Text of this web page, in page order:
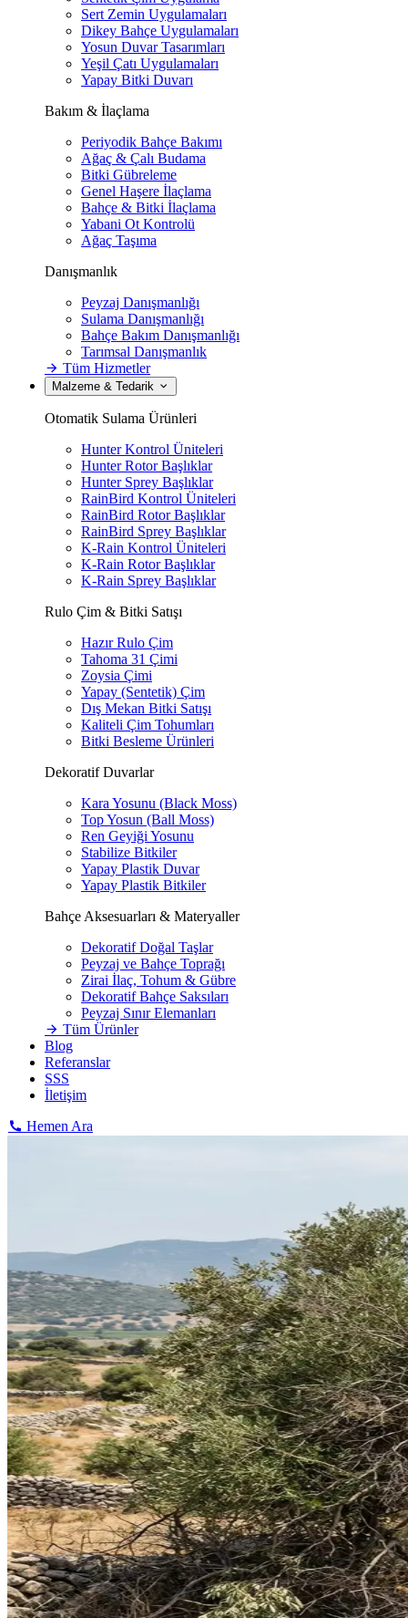
Sert Zemin Uygulamaları
Dikey Bahçe Uygulamaları
Yosun Duvar Tasarımları
Yeşil Çatı Uygulamaları
Yapay Bitki Duvarı
Bakım & İlaçlama
Periyodik Bahçe Bakımı
Ağaç & Çalı Budama
Bitki Gübreleme
Genel Haşere İlaçlama
Bahçe & Bitki İlaçlama
Yabani Ot Kontrolü
Ağaç Taşıma
Danışmanlık
Peyzaj Danışmanlığı
Sulama Danışmanlığı
Bahçe Bakım Danışmanlığı
Tarımsal Danışmanlık
Tüm Hizmetler
Malzeme & Tedarik
Otomatik Sulama Ürünleri
Hunter Kontrol Üniteleri
Hunter Rotor Başlıklar
Hunter Sprey Başlıklar
RainBird Kontrol Üniteleri
RainBird Rotor Başlıklar
RainBird Sprey Başlıklar
K-Rain Kontrol Üniteleri
K-Rain Rotor Başlıklar
K-Rain Sprey Başlıklar
Rulo Çim & Bitki Satışı
Hazır Rulo Çim
Tahoma 31 Çimi
Zoysia Çimi
Yapay (Sentetik) Çim
Dış Mekan Bitki Satışı
Kaliteli Çim Tohumları
Bitki Besleme Ürünleri
Dekoratif Duvarlar
Kara Yosunu (Black Moss)
Top Yosun (Ball Moss)
Ren Geyiği Yosunu
Stabilize Bitkiler
Yapay Plastik Duvar
Yapay Plastik Bitkiler
Bahçe Aksesuarları & Materyaller
Dekoratif Doğal Taşlar
Peyzaj ve Bahçe Toprağı
Zirai İlaç, Tohum & Gübre
Dekoratif Bahçe Saksıları
Peyzaj Sınır Elemanları
Tüm Ürünler
Blog
Referanslar
SSS
İletişim
Hemen Ara